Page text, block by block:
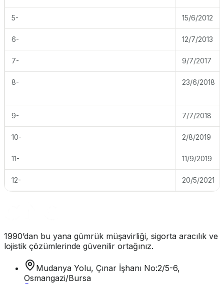
5- 15/6/2012
6- 12/7/2013
7- 9/7/2017
8- 23/6/2018
9- 7/7/2018
10- 2/8/2019
11- 11/9/2019
12- 20/5/2021
1990’dan bu yana gümrük müşavirliği, sigorta aracılık ve
lojistik çözümlerinde güvenilir ortağınız.
Mudanya Yolu, Çınar İşhanı No:2/5-6,
Osmangazi/Bursa